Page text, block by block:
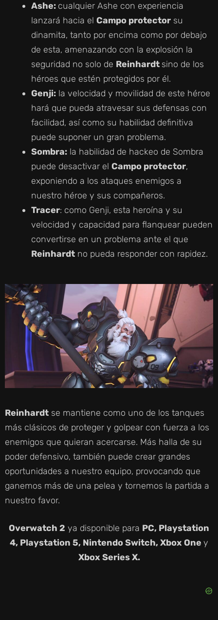
Ashe: cualquier Ashe con experiencia
lanzará hacia el Campo protector su
dinamita, tanto por encima como por debajo
de esta, amenazando con la explosión la
seguridad no solo de Reinhardt sino de los
héroes que estén protegidos por él.
Genji: la velocidad y movilidad de este héroe
hará que pueda atravesar sus defensas con
facilidad, así como su habilidad definitiva
puede suponer un gran problema.
Sombra: la habilidad de hackeo de Sombra
puede desactivar el Campo protector,
exponiendo a los ataques enemigos a
nuestro héroe y sus compañeros.
Tracer: como Genji, esta heroína y su
velocidad y capacidad para flanquear pueden
convertirse en un problema ante el que
Reinhardt no pueda responder con rapidez.
Reinhardt se mantiene como uno de los tanques
más clásicos de proteger y golpear con fuerza a los
enemigos que quieran acercarse. Más halla de su
poder defensivo, también puede crear grandes
oportunidades a nuestro equipo, provocando que
ganemos más de una pelea y tornemos la partida a
nuestro favor.
Overwatch 2 ya disponible para PC, Playstation
4, Playstation 5, Nintendo Switch, Xbox One y
Xbox Series X.